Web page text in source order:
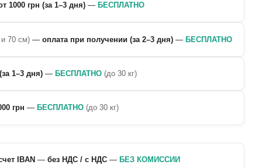
1000 грн (за 1–3 дня) — БЕСПЛАТНО
и 70 см) — оплата при получении (за 2–3 дня) — БЕСПЛАТНО
1–3 дня) — БЕСПЛАТНО (до 30 кг)
грн — БЕСПЛАТНО (до 30 кг)
IBAN — без НДС / с НДС — БЕЗ КОМИССИИ